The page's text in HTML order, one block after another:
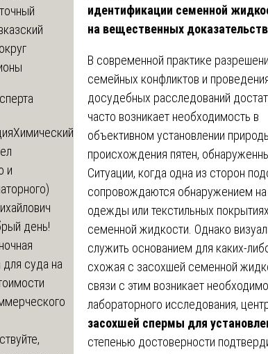
идентификации семенной
на вещественных
В современной практике
семейных конфликтов и
досудебных расследований
часто возникает необходимость в
объективном установлении
происхождения пятен,
Ситуации, когда одна из сторон
сопровождаются обнаружением на
одежды или текстильных
семенной жидкости. Однако
служить основанием для каких-
схожая с засохшей семенной
связи с этим возникает
лабораторного исследования,
засохшей спермы для
степенью достоверности
Химический
и
день!
для суда на